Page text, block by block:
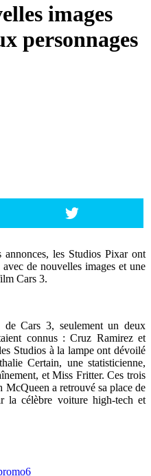
images
personnages
annonces, les Studios Pixar ont
de nouvelles images et une
Cars 3.
Cars 3, seulement un deux
connus : Cruz Ramirez et
Studios à la lampe ont dévoilé
Certain, une statisticienne,
et Miss Fritter. Ces trois
McQueen a retrouvé sa place de
célèbre voiture high-tech et